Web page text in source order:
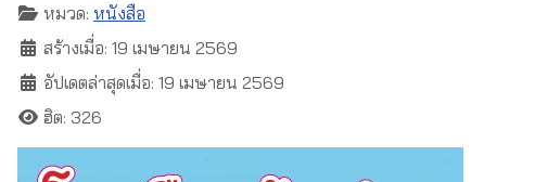
หมวด: หนังสือ
สร้างเมื่อ: 19 เมษายน 2569
อัปเดตล่าสุดเมื่อ: 19 เมษายน 2569
ฮิต: 326